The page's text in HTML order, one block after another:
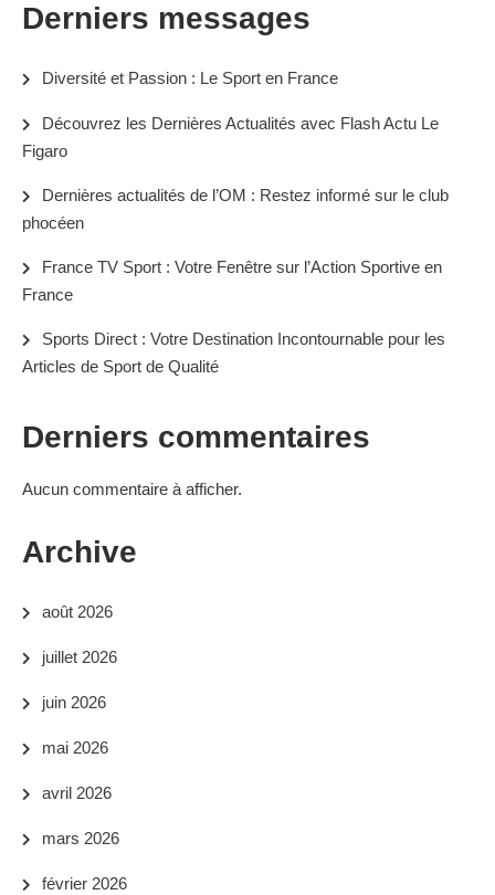
Derniers messages
Diversité et Passion : Le Sport en France
Découvrez les Dernières Actualités avec Flash Actu Le
Figaro
Dernières actualités de l’OM : Restez informé sur le club
phocéen
France TV Sport : Votre Fenêtre sur l’Action Sportive en
France
Sports Direct : Votre Destination Incontournable pour les
Articles de Sport de Qualité
Derniers commentaires
Aucun commentaire à afficher.
Archive
août 2026
juillet 2026
juin 2026
mai 2026
avril 2026
mars 2026
février 2026